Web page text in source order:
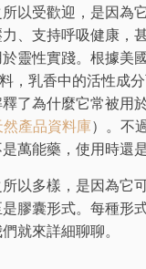
以受歡迎，是因為
、支持呼吸健康，
靈性實踐。根據美
，乳香中的活性成
了為什麼它常被用
產品資料庫）。不
萬能藥，使用時還是
以多樣，是因為它
膠囊形式。每種形
就來詳細聊聊。